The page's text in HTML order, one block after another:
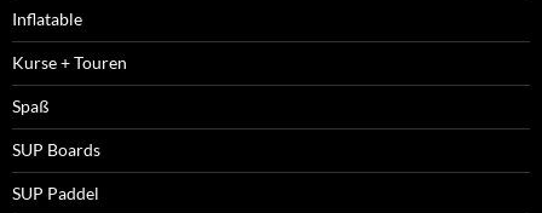
Inflatable
Kurse + Touren
Spaß
SUP Boards
SUP Paddel